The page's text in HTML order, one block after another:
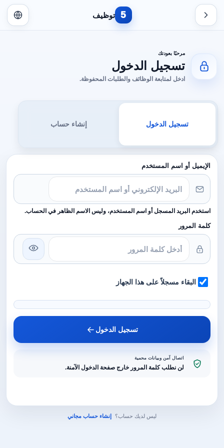
5 توظيف
مرحبًا بعودتك
تسجيل الدخول
ادخل لمتابعة الوظائف والطلبات المحفوظة.
تسجيل الدخول إنشاء حساب
الإيميل أو اسم المستخدم
استخدم البريد المسجل أو اسم المستخدم، وليس الاسم الظاهر في الحساب.
كلمة المرور
البقاء مسجلاً على هذا الجهاز
تسجيل الدخول
اتصال آمن وبيانات محمية
لن نطلب كلمة المرور خارج صفحة الدخول الآمنة.
ليس لديك حساب؟ إنشاء حساب مجاني